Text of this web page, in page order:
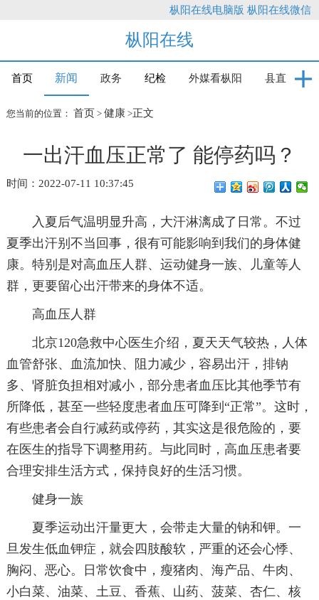
枞阳在线电脑版 枞阳在线微信
枞阳在线
首页 新闻 政务 纪检 外媒看枞阳 县直
您当前的位置： 首页 > 健康>正文
一出汗血压正常了 能停药吗？
时间：2022-07-11 10:37:45
入夏后气温明显升高，大汗淋漓成了日常。不过
夏季出汗别不当回事，很有可能影响到我们的身体健
康。特别是对高血压人群、运动健身一族、儿童等人
群，更要留心出汗带来的身体不适。
高血压人群
北京120急救中心医生介绍，夏天天气较热，人体
血管舒张、血流加快、阻力减少，容易出汗，排钠
多、肾脏负担相对减小，部分患者血压比其他季节有
所降低，甚至一些轻度患者血压可降到“正常”。这时，
有些患者会自行减药或停药，其实这是很危险的，要
在医生的指导下调整用药。与此同时，高血压患者要
合理安排生活方式，保持良好的生活习惯。
健身一族
夏季运动出汗量更大，会带走大量的钠和钾。一
旦发生低血钾症，就会四肢酸软，严重的还会心悸、
胸闷、恶心。日常饮食中，瘦猪肉、海产品、牛肉、
小白菜、油菜、土豆、香蕉、山药、菠菜、杏仁、核